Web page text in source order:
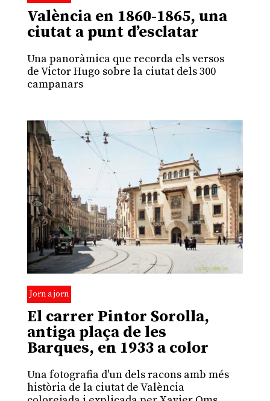
València en 1860-1865, una
ciutat a punt d’esclatar
Una panoràmica que recorda els versos
de Victor Hugo sobre la ciutat dels 300
campanars
Jorn a jorn
El carrer Pintor Sorolla,
antiga plaça de les
Barques, en 1933 a color
Una fotografia d'un dels racons amb més
història de la ciutat de València